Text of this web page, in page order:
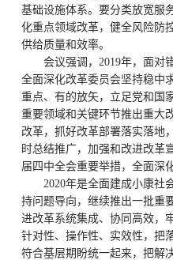
基础设施体系。要分类放宽服
化重点领域改革，健全风险防
供给质量和效率。
会议强调，2019年，面对
全面深化改革委员会坚持稳中
重点、有的放矢，立足党和国
重要领域和关键环节推出重大
改革，抓好改革部署落实落地
时总结推广，加强和改进改革
届四中全会重要举措，全面深
2020年是全面建成小康社
持问题导向，继续推出一批重
进改革系统集成、协同高效，
针对性、操作性、实效性，把
符合基层期盼统一起来，把解